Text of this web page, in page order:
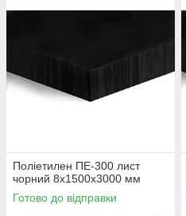
Поліетилен ПЕ-300 лист
чорний 8х1500х3000 мм
Готово до відправки